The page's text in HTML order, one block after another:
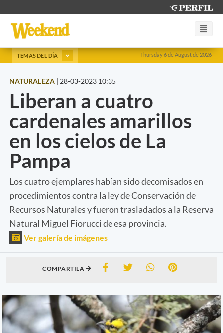
Thursday 6 de August de 2026
TEMAS DEL DÍA
NATURALEZA | 28-03-2023 10:35
Liberan a cuatro
cardenales amarillos
en los cielos de La
Pampa
Los cuatro ejemplares habían sido decomisados en
procedimientos contra la ley de Conservación de
Recursos Naturales y fueron trasladados a la Reserva
Natural Miguel Fiorucci de esa provincia.
Ver galería de imágenes
COMPARTILA